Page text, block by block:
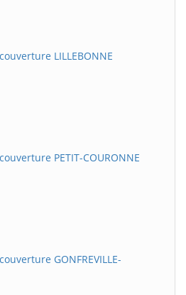
LILLEBONNE
PETIT-COURONNE
GONFREVILLE-